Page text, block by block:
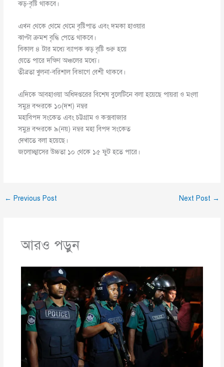
ঝড়-বৃষ্টি থাকবে।
এখন থেকে থেমে থেমে বৃষ্টিপাত এবং দমকা হাওয়ার
ঝাপ্টা ক্রমশ বৃদ্ধি পেতে থাকবে।
বিকাল ৪ টার মধ্যে ব্যাপক ঝড় বৃষ্টি শুরু হয়ে
যেতে পারে দক্ষিণ অঞ্চলের মধ্যে।
তীব্রতা খুলনা-বরিশাল বিভাগে বেশী থাকবে।
এদিকে আবহাওয়া অধিদপ্তরের বিশেষ বুলেটিনে বলা হয়েছে পায়রা ও মংলা
সমুদ্র বন্দরকে ১০(দশ) নম্বর
মহাবিপদ সংকেত এবং চট্টগ্রাম ও কক্সবাজার
সমুদ্র বন্দরকে ৯(নয়) নম্বর মহা বিপদ সংকেত
দেখাতে বলা হয়েছে।
জলোচ্ছ্বাসের উচ্চতা ১০ থেকে ১৫ ফুট হতে পারে।
← Previous Post Next Post →
আরও পড়ুন